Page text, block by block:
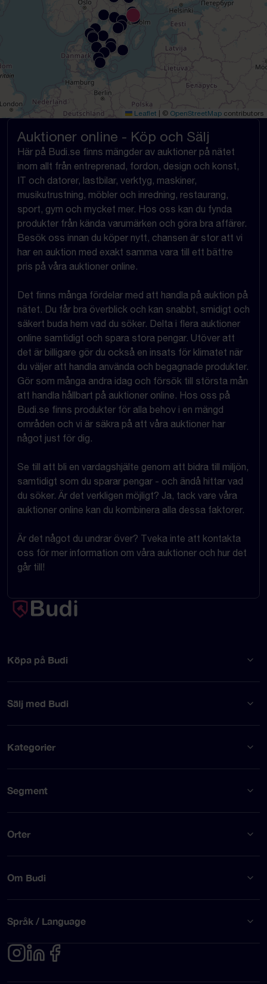
Leaflet © OpenStreetMap contributors
Auktioner online - Köp och Sälj
Här på Budi.se finns mängder av auktioner på nätet
inom allt från entreprenad, fordon, design och konst,
IT och datorer, lastbilar, verktyg, maskiner,
musikutrustning, möbler och inredning, restaurang,
sport, gym och mycket mer. Hos oss kan du fynda
produkter från kända varumärken och göra bra affärer.
Besök oss innan du köper nytt, chansen är stor att vi
har en auktion med exakt samma vara till ett bättre
pris på våra auktioner online.
Det finns många fördelar med att handla på auktion på
nätet. Du får bra överblick och kan snabbt, smidigt och
säkert buda hem vad du söker. Delta i flera auktioner
online samtidigt och spara stora pengar. Utöver att
det är billigare gör du också en insats för klimatet när
du väljer att handla använda och begagnade produkter.
Gör som många andra idag och försök till största mån
att handla hållbart på auktioner online. Hos oss på
Budi.se finns produkter för alla behov i en mängd
områden och vi är säkra på att våra auktioner har
något just för dig.
Se till att bli en vardagshjälte genom att bidra till miljön,
samtidigt som du sparar pengar - och ändå hittar vad
du söker. Är det verkligen möjligt? Ja, tack vare våra
auktioner online kan du kombinera alla dessa faktorer.
Är det något du undrar över? Tveka inte att kontakta
oss för mer information om våra auktioner och hur det
går till!
Köpa på Budi
Sälj med Budi
Kategorier
Segment
Orter
Om Budi
Språk / Language